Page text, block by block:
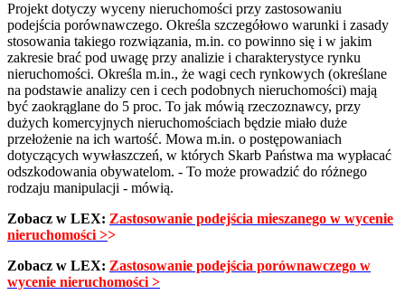
Projekt dotyczy wyceny nieruchomości przy zastosowaniu
podejścia porównawczego. Określa szczegółowo warunki i zasady
stosowania takiego rozwiązania, m.in. co powinno się i w jakim
zakresie brać pod uwagę przy analizie i charakterystyce rynku
nieruchomości. Określa m.in., że wagi cech rynkowych (określane
na podstawie analizy cen i cech podobnych nieruchomości) mają
być zaokrąglane do 5 proc. To jak mówią rzeczoznawcy, przy
dużych komercyjnych nieruchomościach będzie miało duże
przełożenie na ich wartość. Mowa m.in. o postępowaniach
dotyczących wywłaszczeń, w których Skarb Państwa ma wypłacać
odszkodowania obywatelom. - To może prowadzić do różnego
rodzaju manipulacji - mówią.
Zobacz w LEX: Zastosowanie podejścia mieszanego w wycenie
nieruchomości >>
Zobacz w LEX: Zastosowanie podejścia porównawczego w
wycenie nieruchomości >